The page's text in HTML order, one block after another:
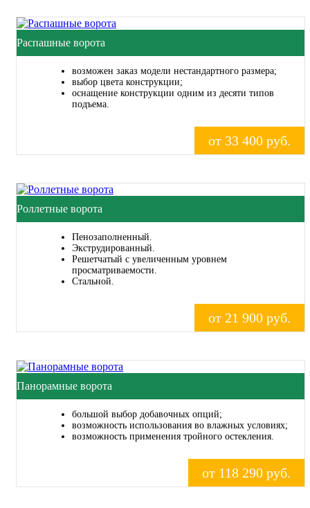
Распашные ворота
возможен заказ модели нестандартного размера;
выбор цвета конструкции;
оснащение конструкции одним из десяти типов
подъема.
от 33 400 руб.
Роллетные ворота
Пенозаполненный.
Экструдированный.
Решетчатый с увеличенным уровнем
просматриваемости.
Стальной.
от 21 900 руб.
Панорамные ворота
большой выбор добавочных опций;
возможность использования во влажных условиях;
возможность применения тройного остекления.
от 118 290 руб.